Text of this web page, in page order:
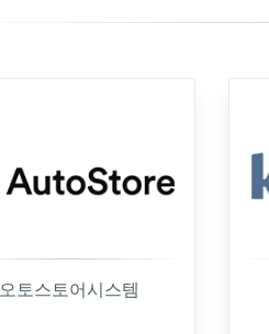
오토스토어시스템